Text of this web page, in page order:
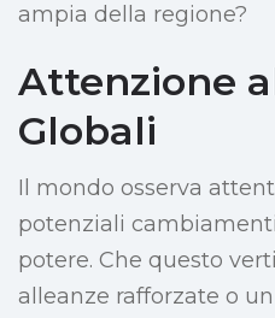
ampia della regione?
Attenzione
Globali
Il mondo osserva
potenziali
potere. Che questo
alleanze rafforzate o